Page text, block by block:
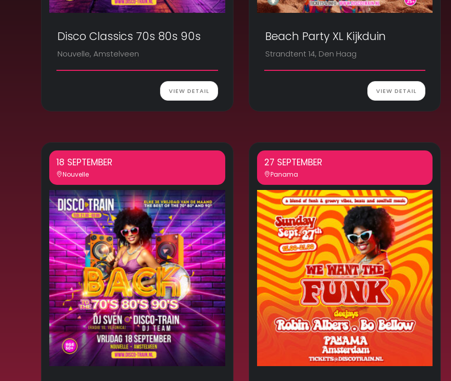
Disco Classics 70s 80s 90s
Nouvelle, Amstelveen
VIEW DETAIL
Beach Party XL Kijkduin
Strandtent 14, Den Haag
VIEW DETAIL
18 SEPTEMBER
Nouvelle
27 SEPTEMBER
Panama